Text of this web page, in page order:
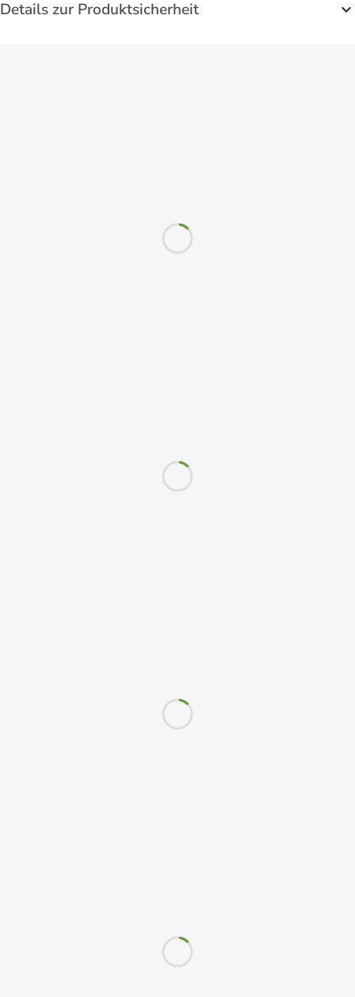
Details zur Produktsicherheit